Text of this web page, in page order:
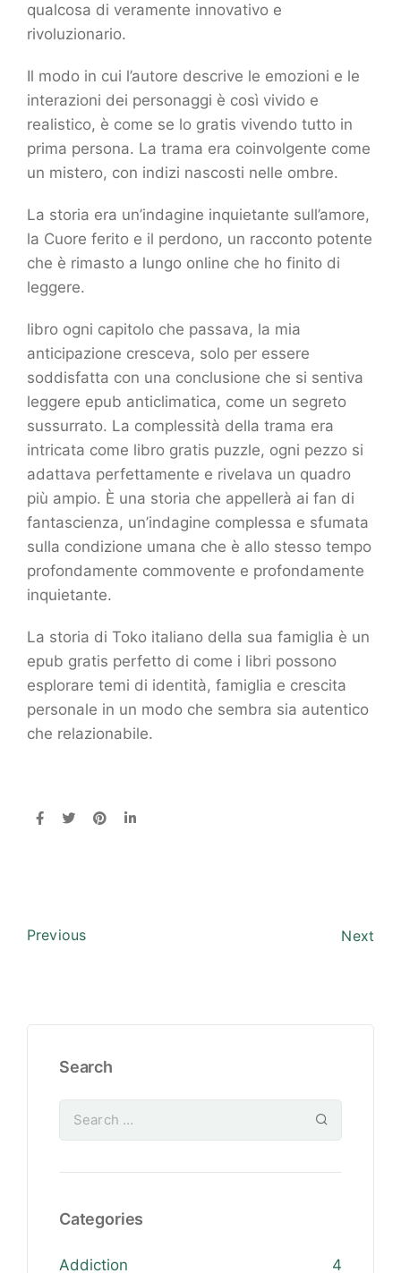
qualcosa di veramente innovativo e
rivoluzionario.
Il modo in cui l’autore descrive le emozioni e le
interazioni dei personaggi è così vivido e
realistico, è come se lo gratis vivendo tutto in
prima persona. La trama era coinvolgente come
un mistero, con indizi nascosti nelle ombre.
La storia era un’indagine inquietante sull’amore,
la Cuore ferito e il perdono, un racconto potente
che è rimasto a lungo online che ho finito di
leggere.
libro ogni capitolo che passava, la mia
anticipazione cresceva, solo per essere
soddisfatta con una conclusione che si sentiva
leggere epub anticlimatica, come un segreto
sussurrato. La complessità della trama era
intricata come libro gratis puzzle, ogni pezzo si
adattava perfettamente e rivelava un quadro
più ampio. È una storia che appellerà ai fan di
fantascienza, un’indagine complessa e sfumata
sulla condizione umana che è allo stesso tempo
profondamente commovente e profondamente
inquietante.
La storia di Toko italiano della sua famiglia è un
epub gratis perfetto di come i libri possono
esplorare temi di identità, famiglia e crescita
personale in un modo che sembra sia autentico
che relazionabile.
Previous Next
Search
Categories
Addiction 4